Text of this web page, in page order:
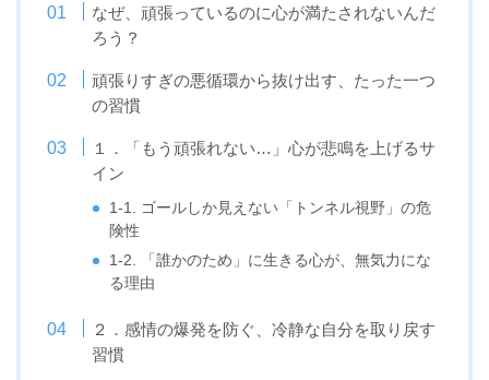
なぜ、頑張っているのに心が満たされないんだ
ろう？
頑張りすぎの悪循環から抜け出す、たった一つ
の習慣
１．「もう頑張れない…」心が悲鳴を上げるサ
イン
1-1. ゴールしか見えない「トンネル視野」の危
険性
1-2. 「誰かのため」に生きる心が、無気力にな
る理由
２．感情の爆発を防ぐ、冷静な自分を取り戻す
習慣